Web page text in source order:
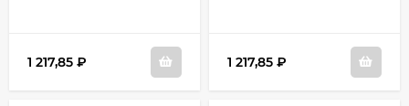
1 217,85 ₽ 1 217,85 ₽